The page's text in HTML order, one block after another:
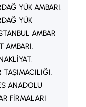
YÜK AMBARI
YÜK
AMBAR
AMBARI
TAŞIMACILIĞI
ANADOLU
FIRMALARI